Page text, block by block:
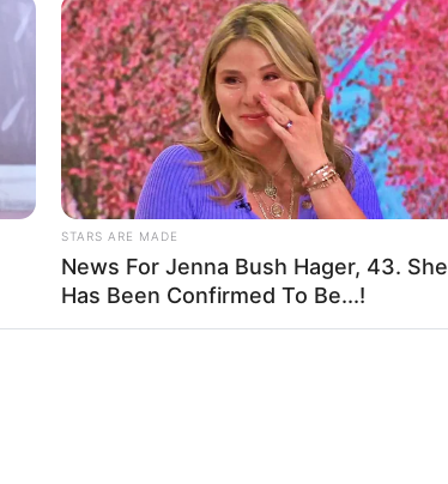
STARS ARE MADE
News For Jenna Bush Hager, 43. She
Has Been Confirmed To Be...!